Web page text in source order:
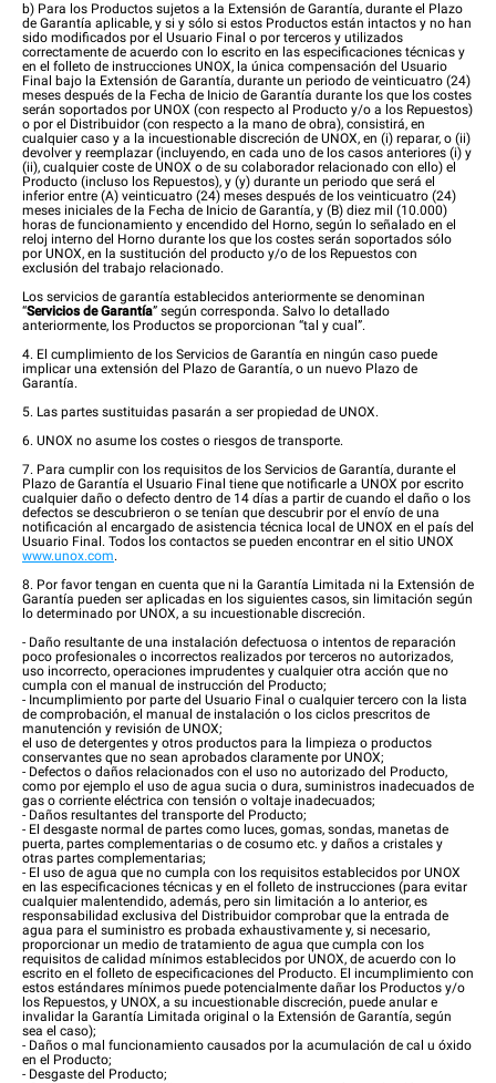
b) Para los Productos sujetos a la Extensión de Garantía, durante el Plazo
de Garantía aplicable, y si y sólo si estos Productos están intactos y no han
sido modificados por el Usuario Final o por terceros y utilizados
correctamente de acuerdo con lo escrito en las especificaciones técnicas y
en el folleto de instrucciones UNOX, la única compensación del Usuario
Final bajo la Extensión de Garantía, durante un periodo de veinticuatro (24)
meses después de la Fecha de Inicio de Garantía durante los que los costes
serán soportados por UNOX (con respecto al Producto y/o a los Repuestos)
o por el Distribuidor (con respecto a la mano de obra), consistirá, en
cualquier caso y a la incuestionable discreción de UNOX, en (i) reparar, o (ii)
devolver y reemplazar (incluyendo, en cada uno de los casos anteriores (i) y
(ii), cualquier coste de UNOX o de su colaborador relacionado con ello) el
Producto (incluso los Repuestos), y (y) durante un periodo que será el
inferior entre (A) veinticuatro (24) meses después de los veinticuatro (24)
meses iniciales de la Fecha de Inicio de Garantía, y (B) diez mil (10.000)
horas de funcionamiento y encendido del Horno, según lo señalado en el
reloj interno del Horno durante los que los costes serán soportados sólo
por UNOX, en la sustitución del producto y/o de los Repuestos con
exclusión del trabajo relacionado.
Los servicios de garantía establecidos anteriormente se denominan
“Servicios de Garantía” según corresponda. Salvo lo detallado
anteriormente, los Productos se proporcionan “tal y cual”.
4. El cumplimiento de los Servicios de Garantía en ningún caso puede
implicar una extensión del Plazo de Garantía, o un nuevo Plazo de
Garantía.
5. Las partes sustituidas pasarán a ser propiedad de UNOX.
6. UNOX no asume los costes o riesgos de transporte.
7. Para cumplir con los requisitos de los Servicios de Garantía, durante el
Plazo de Garantía el Usuario Final tiene que notificarle a UNOX por escrito
cualquier daño o defecto dentro de 14 días a partir de cuando el daño o los
defectos se descubrieron o se tenían que descubrir por el envío de una
notificación al encargado de asistencia técnica local de UNOX en el país del
Usuario Final. Todos los contactos se pueden encontrar en el sitio UNOX
www.unox.com.
8. Por favor tengan en cuenta que ni la Garantía Limitada ni la Extensión de
Garantía pueden ser aplicadas en los siguientes casos, sin limitación según
lo determinado por UNOX, a su incuestionable discreción.
- Daño resultante de una instalación defectuosa o intentos de reparación
poco profesionales o incorrectos realizados por terceros no autorizados,
uso incorrecto, operaciones imprudentes y cualquier otra acción que no
cumpla con el manual de instrucción del Producto;
- Incumplimiento por parte del Usuario Final o cualquier tercero con la lista
de comprobación, el manual de instalación o los ciclos prescritos de
manutención y revisión de UNOX;
el uso de detergentes y otros productos para la limpieza o productos
conservantes que no sean aprobados claramente por UNOX;
- Defectos o daños relacionados con el uso no autorizado del Producto,
como por ejemplo el uso de agua sucia o dura, suministros inadecuados de
gas o corriente eléctrica con tensión o voltaje inadecuados;
- Daños resultantes del transporte del Producto;
- El desgaste normal de partes como luces, gomas, sondas, manetas de
puerta, partes complementarias o de cosumo etc. y daños a cristales y
otras partes complementarias;
- El uso de agua que no cumpla con los requisitos establecidos por UNOX
en las especificaciones técnicas y en el folleto de instrucciones (para evitar
cualquier malentendido, además, pero sin limitación a lo anterior, es
responsabilidad exclusiva del Distribuidor comprobar que la entrada de
agua para el suministro es probada exhaustivamente y, si necesario,
proporcionar un medio de tratamiento de agua que cumpla con los
requisitos de calidad mínimos establecidos por UNOX, de acuerdo con lo
escrito en el folleto de especificaciones del Producto. El incumplimiento con
estos estándares mínimos puede potencialmente dañar los Productos y/o
los Repuestos, y UNOX, a su incuestionable discreción, puede anular e
invalidar la Garantía Limitada original o la Extensión de Garantía, según
sea el caso);
- Daños o mal funcionamiento causados por la acumulación de cal u óxido
en el Producto;
- Desgaste del Producto;